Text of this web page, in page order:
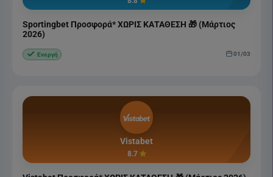
Sportingbet Προσφορά* ΧΩΡΙΣ ΚΑΤΑΘΕΣΗ 🎁 (Μάρτιος
2026)
Ενεργή 01/03
Vistabet
8.7